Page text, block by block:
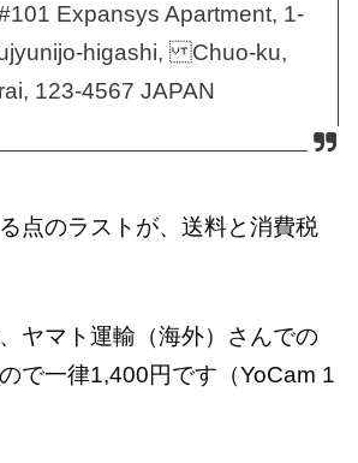
#101 Expansys Apartment, 1-
higashi, Chuo-ku,
123-4567 JAPAN
点のラストが、送料と消費税
ヤマト運輸（海外）さんでの
で一律1,400円です（YoCam 1